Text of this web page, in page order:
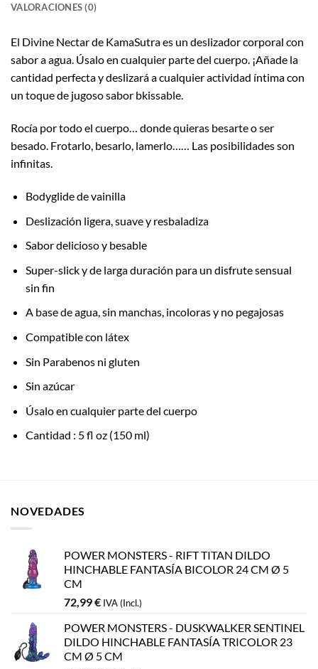
VALORACIONES (0)
El Divine Nectar de KamaSutra es un deslizador corporal con
sabor a agua. Úsalo en cualquier parte del cuerpo. ¡Añade la
cantidad perfecta y deslizará a cualquier actividad íntima con
un toque de jugoso sabor bkissable.
Rocía por todo el cuerpo… donde quieras besarte o ser
besado. Frotarlo, besarlo, lamerlo…… Las posibilidades son
infinitas.
Bodyglide de vainilla
Deslización ligera, suave y resbaladiza
Sabor delicioso y besable
Super-slick y de larga duración para un disfrute sensual
sin fin
A base de agua, sin manchas, incoloras y no pegajosas
Compatible con látex
Sin Parabenos ni gluten
Sin azúcar
Úsalo en cualquier parte del cuerpo
Cantidad : 5 fl oz (150 ml)
NOVEDADES
POWER MONSTERS - RIFT TITAN DILDO
HINCHABLE FANTASÍA BICOLOR 24 CM Ø 5
CM
72,99€ IVA (Incl.)
POWER MONSTERS - DUSKWALKER SENTINEL
DILDO HINCHABLE FANTASÍA TRICOLOR 23
CM Ø 5 CM